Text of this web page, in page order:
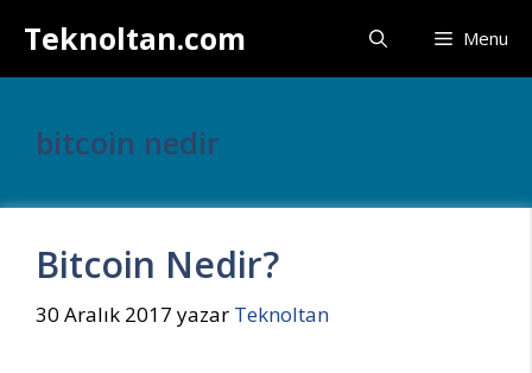
atlaTeknoltan.com Menu
bitcoin nedir
Bitcoin Nedir?
30 Aralık 2017 yazar Teknoltan